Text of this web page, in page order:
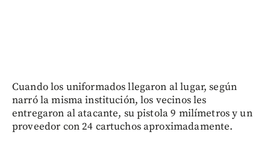
Cuando los uniformados llegaron al lugar, según
narró la misma institución, los vecinos les
entregaron al atacante, su pistola 9 milímetros y un
proveedor con 24 cartuchos aproximadamente.